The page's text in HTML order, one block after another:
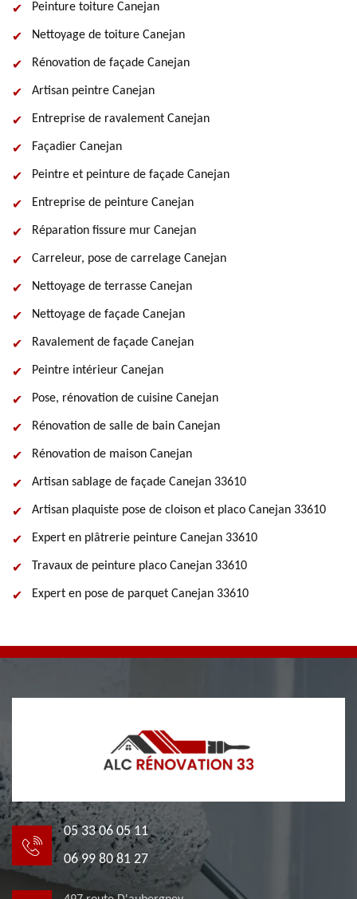
Peinture toiture Canejan
Nettoyage de toiture Canejan
Rénovation de façade Canejan
Artisan peintre Canejan
Entreprise de ravalement Canejan
Façadier Canejan
Peintre et peinture de façade Canejan
Entreprise de peinture Canejan
Réparation fissure mur Canejan
Carreleur, pose de carrelage Canejan
Nettoyage de terrasse Canejan
Nettoyage de façade Canejan
Ravalement de façade Canejan
Peintre intérieur Canejan
Pose, rénovation de cuisine Canejan
Rénovation de salle de bain Canejan
Rénovation de maison Canejan
Artisan sablage de façade Canejan 33610
Artisan plaquiste pose de cloison et placo Canejan 33610
Expert en plâtrerie peinture Canejan 33610
Travaux de peinture placo Canejan 33610
Expert en pose de parquet Canejan 33610
05 33 06 05 11
06 99 80 81 27